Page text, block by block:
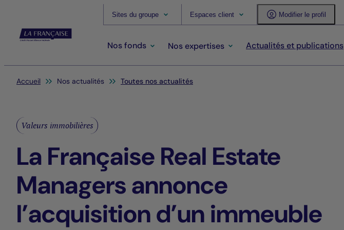
Sites du groupe Espaces client Modifier le profil
Nos fonds Nos expertises Actualités et publications
Vous êtes ici:
Accueil Nos actualités Toutes nos actualités
Valeurs immobilières
La Française Real Estate
Managers annonce
l’acquisition d’un immeuble